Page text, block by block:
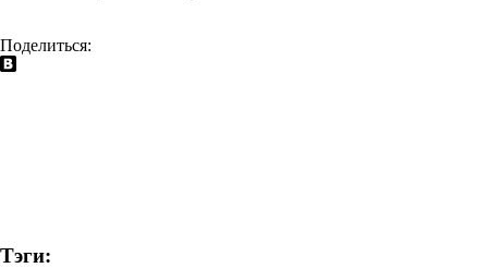
Поделиться:
Тэги: